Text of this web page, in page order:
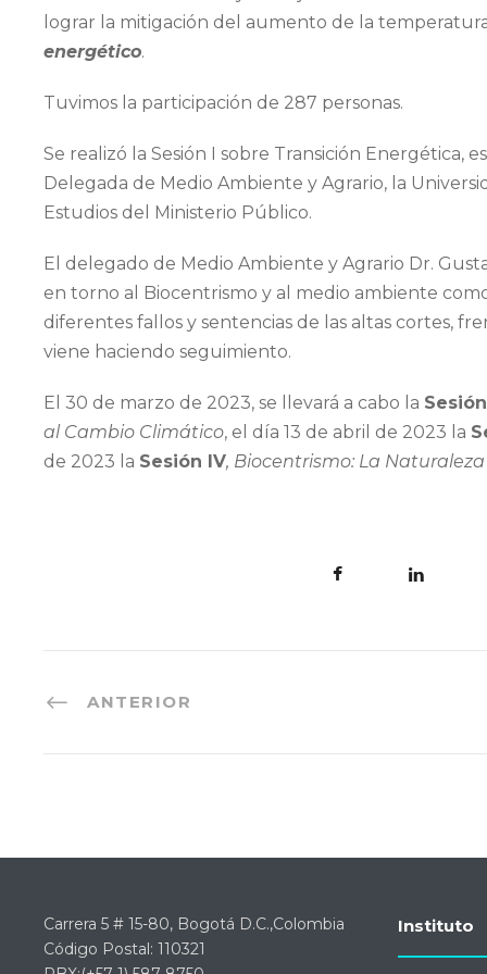
lograr la mitigación del aumento de la
energético.
Tuvimos la participación de 287 personas.
Se realizó la Sesión I sobre Transición Energética,
Delegada de Medio Ambiente y Agrario, la
Estudios del Ministerio Público.
El delegado de Medio Ambiente y Agrario Dr.
en torno al Biocentrismo y al medio ambiente
diferentes fallos y sentencias de las altas cortes,
viene haciendo seguimiento.
El 30 de marzo de 2023, se llevará a cabo la
al Cambio Climático, el día 13 de abril de 2023 la
de 2023 la Sesión IV, Biocentrismo: La
ANTERIOR
Carrera 5 # 15-80, Bogotá D.C.,Colombia
Código Postal: 110321
Instituto